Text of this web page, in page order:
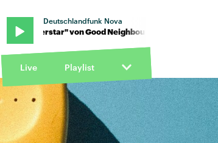
Deutschlandfunk Nova
von Good Neighbours · "Superstar" von Good
Live Playlist